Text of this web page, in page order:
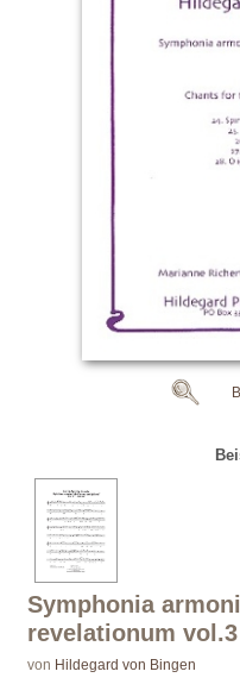
Symphonia
revelationum
von Hildegard von Bingen